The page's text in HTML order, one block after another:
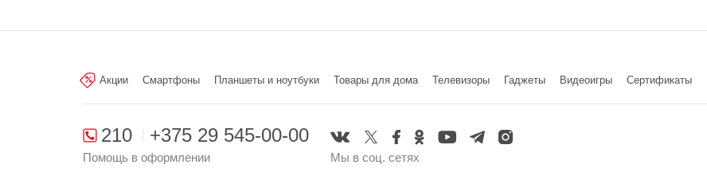
Акции Смартфоны Планшеты и ноутбуки Товары для дома Телевизоры Гаджеты Видеоигры Cертификаты
210 +375 29 545-00-00
Помощь в оформлении Мы в соц. сетях